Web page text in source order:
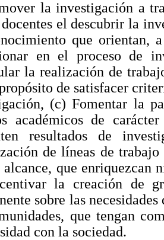
la investigación a
el descubrir la
que orientan,
en el proceso de
la realización de
de satisfacer
(c) Fomentar la
académicos de
resultados de
de líneas de
alcance, que
la creación de
sobre las
que tengan
con la sociedad.